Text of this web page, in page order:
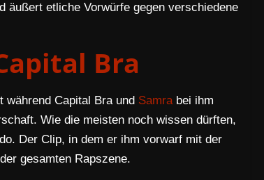
äußert etliche Vorwürfe gegen verschiedene
Bra
während Capital Bra und Samrabei ihm
Wie die meisten noch wissen dürften,
Der Clip, in dem er ihm vorwarf mit der
gesamten Rapszene.